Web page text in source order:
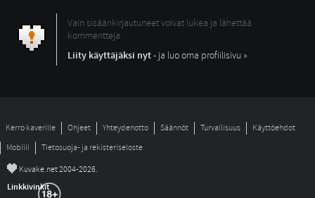
Vain sisäänkirjautuneet voivat lukea ja lähettää
kommentteja.
Liity käyttäjäksi nyt- ja luo oma profiilisivu »
Kerro kaverille Ohjeet Yhteydenotto Säännöt Turvallisuus
Käyttöehdot
Mobiili
Tietosuoja- ja rekisteriseloste
© Kuvake.net 2004-2026.
Linkkivinkit